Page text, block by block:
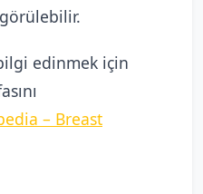
edinmek için
– Breast